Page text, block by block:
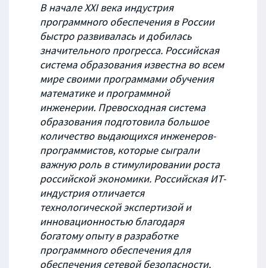
В начале XXI века индустрия
программного обеспечения в России
быстро развивалась и добилась
значительного прогресса. Российская
система образования известна во всем
мире своими программами обучения
математике и программной
инженерии. Превосходная система
образования подготовила большое
количество выдающихся инженеров-
программистов, которые сыграли
важную роль в стимулировании роста
российской экономики. Российская ИТ-
индустрия отличается
технологической экспертизой и
инновационностью благодаря
богатому опыту в разработке
программного обеспечения для
обеспечения сетевой безопасности,